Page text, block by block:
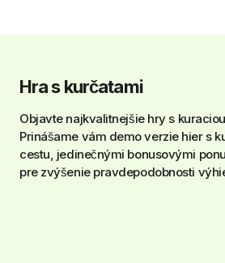
Hra s kurčatami
Objavte najkvalitnejšie hry s
Prinášame vám demo verzie hier s
cestu, jedinečnými bonusovými
pre zvýšenie pravdepodobnosti